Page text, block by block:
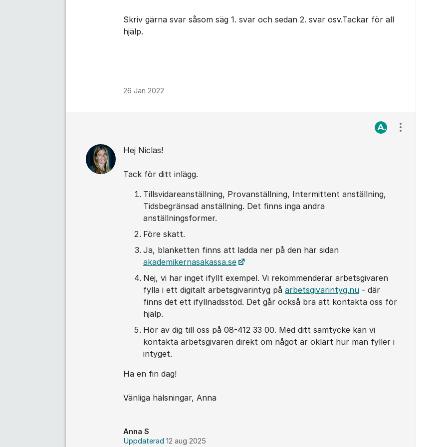
Skriv gärna svar såsom säg 1. svar och sedan 2. svar osv.Tackar för all
hjälp.
26 Jan 2022
Hej Niclas!
Tack för ditt inlägg.
Tillsvidareanställning, Provanställning, Intermittent anställning,
Tidsbegränsad anställning. Det finns inga andra
anställningsformer.
Före skatt.
Ja, blanketten finns att ladda ner på den här sidan
akademikernasakassa.se
Nej, vi har inget ifyllt exempel. Vi rekommenderar arbetsgivaren
fylla i ett digitalt arbetsgivarintyg på arbetsgivarintyg.nu - där
finns det ett ifyllnadsstöd. Det går också bra att kontakta oss för
hjälp.
Hör av dig till oss på 08-412 33 00. Med ditt samtycke kan vi
kontakta arbetsgivaren direkt om något är oklart hur man fyller i
intyget.
Ha en fin dag!
Vänliga hälsningar, Anna
Anna S
Uppdaterad 12 aug 2025
Visa/dölj